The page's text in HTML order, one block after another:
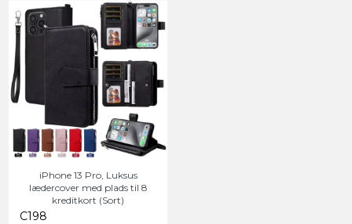
iPhone 13 Pro, Luksus
lædercover med plads til 8
kreditkort (Sort)
C198